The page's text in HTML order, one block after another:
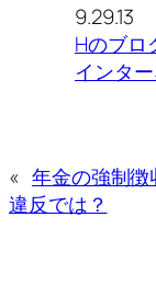
9.29.13
Hのブロ
インタ
« 年金の強制
違反では？